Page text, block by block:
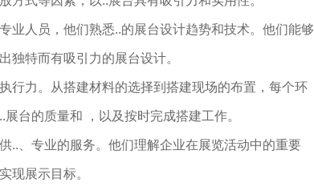
业人员，他们熟悉..的展台设计趋势和技术。他们能够
独特而有吸引力的展台设计。
行力。从搭建材料的选择到搭建现场的布置，每个环
台的质量和 ，以及按时完成搭建工作。
..、专业的服务。他们理解企业在展览活动中的重要
现展示目标。